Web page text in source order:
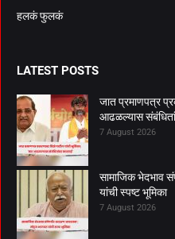
हलकं फुलकं
LATEST POSTS
जात प्रमाणपत्र
आढळल्यास
7 August 2026
सामाजिक भेदभाव
यांची स्पष्ट भूमिका
7 August 2026